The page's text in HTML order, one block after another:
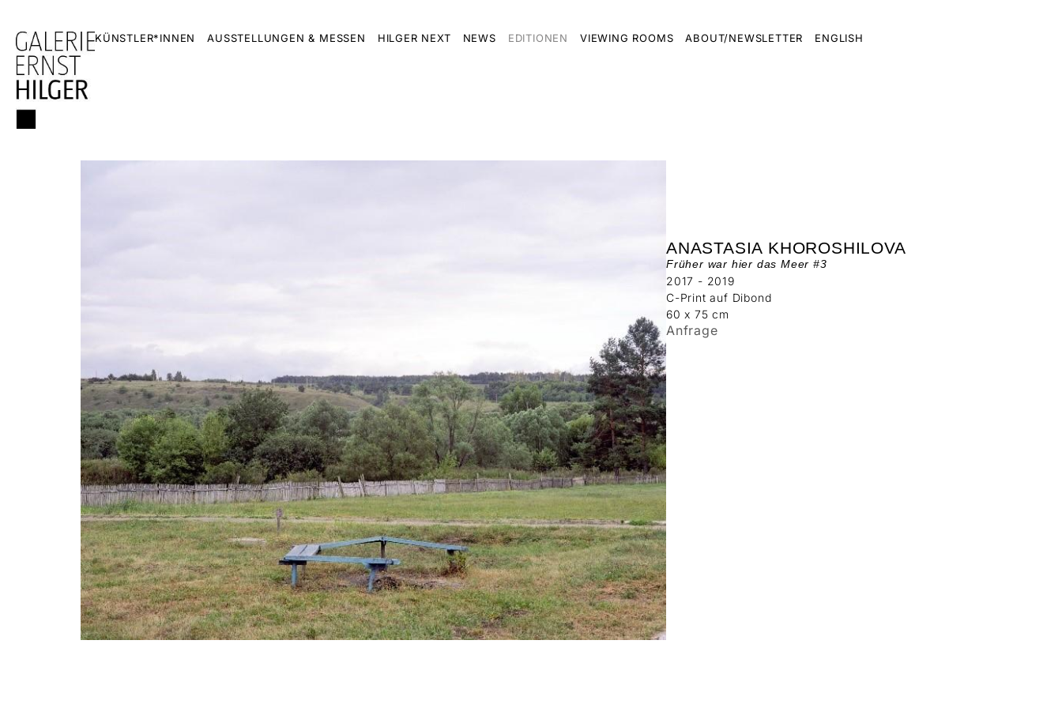
KÜNSTLER*INNEN AUSSTELLUNGEN & MESSEN HILGER NEXT NEWS EDITIONEN VIEWING ROOMS ABOUT/NEWSLETTER ENGLISH
ANASTASIA KHOROSHILOVA
Früher war hier das Meer #3
2017 - 2019
C-Print auf Dibond
60 x 75 cm
Anfrage